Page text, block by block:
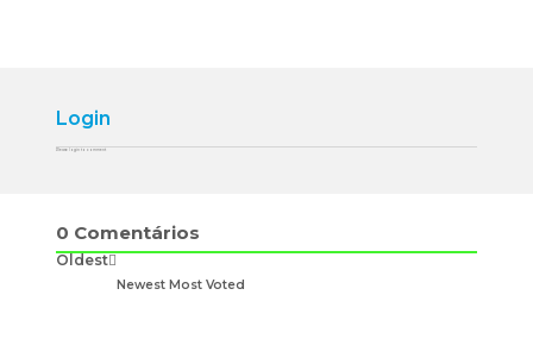
Login
Please login to comment
0 Comentários
Oldest
Newest Most Voted